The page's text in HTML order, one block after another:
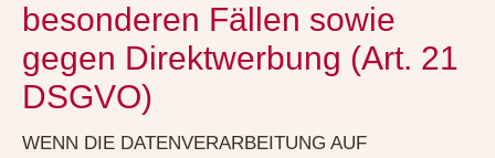
besonderen Fällen sowie
gegen Direktwerbung (Art. 21
DSGVO)
WENN DIE DATENVERARBEITUNG AUF